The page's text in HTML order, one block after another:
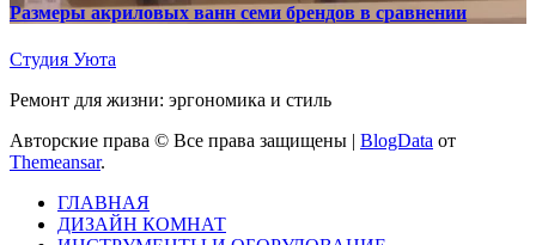
Размеры акриловых ванн семи брендов в сравнении
Студия Уюта
Ремонт для жизни: эргономика и стиль
Авторские права © Все права защищены | BlogData от
Themeansar.
ГЛАВНАЯ
ДИЗАЙН КОМНАТ